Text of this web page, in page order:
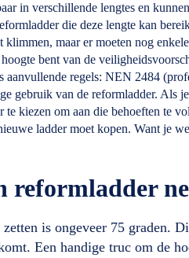
in verschillende lengtes en
die deze lengte kan
maar er moeten nog
bent van de
aanvullende regels: NEN 2484
gebruik van de reformladder. Als
kiezen om aan die behoeften te
ladder moet kopen. Want je
reformladder
is ongeveer 75 graden.
Een handige truc om de